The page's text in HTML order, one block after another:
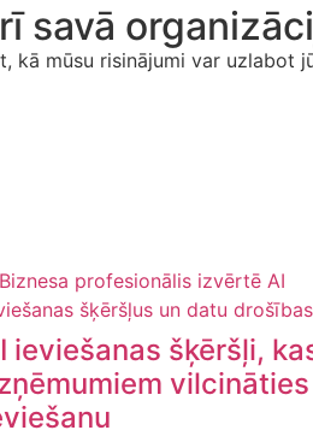
savā
kā mūsu risinājumi var uzlabot
ieviešanas šķēršļi,
vilcināties